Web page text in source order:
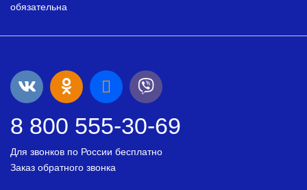
обязательна
8 800 555-30-69
Для звонков по России бесплатно
Заказ обратного звонка